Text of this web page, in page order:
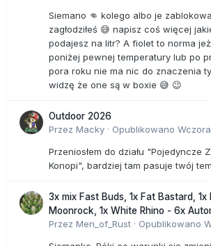
Siemano 👊 kolego albo je
zagłodziłeś 😅 napisz coś więcej
podajesz na litr? A fiolet to norma
poniżej pewnej temperatury lub po
pora roku nie ma nic do znaczenia
widzę że one są w boxie 😅 😉
Outdoor 2026
Przez Macky · Opublikowano
Przeniosłem do działu "Pojedyncze
Konopi", bardziej tam pasuje twój
3x mix Fast Buds, 1x Fat Bastard,
Moonrock, 1x White Rhino - 6x
Przez Men_of_Rust · Opublikowano